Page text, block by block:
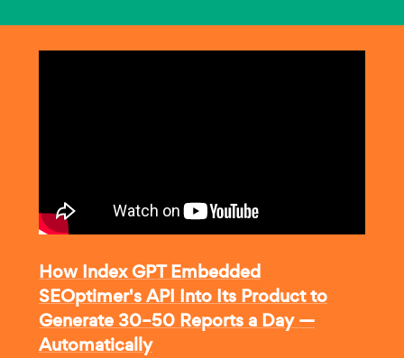
How Index GPT Embedded
SEOptimer's API Into Its Product to
Generate 30–50 Reports a Day —
Automatically